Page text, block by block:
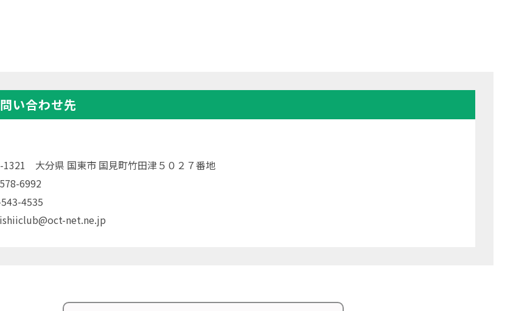
い合わせ先
1321 大分県 国東市 国見町竹田津５０２７番地
6992
4535
net.ne.jp